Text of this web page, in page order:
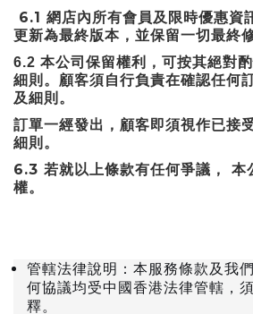
6.1 網店內所有會員及限時優惠資
更新為最終版本，並保留一切最終
6.2 本公司保留權利，可按其絕對
細則。顧客須自行負責在確認任何
及細則。
訂單一經發出，顧客即須視作已接
細則。
6.3 若就以上條款有任何爭議，
本
權。
管轄法律說明：本服務條款及我
何協議均受中國香港法律管轄，
釋。